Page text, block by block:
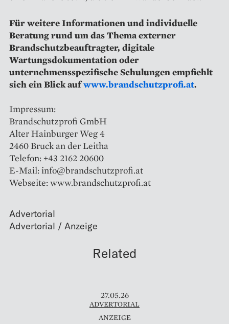
Für weitere Informationen und individuelle
Beratung rund um das Thema externer
Brandschutzbeauftragter, digitale
Wartungsdokumentation oder
unternehmensspezifische Schulungen empfiehlt
sich ein Blick aufwww.brandschutzprofi.at.
Impressum:
Brandschutzprofi GmbH
Alter Hainburger Weg 4
2460 Bruck an der Leitha
Telefon: +43 2162 20600
E-Mail: info@brandschutzprofi.at
Webseite: www.brandschutzprofi.at
Advertorial
Related
27.05.26
ADVERTORIAL